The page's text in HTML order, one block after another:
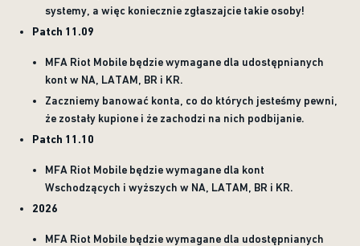
systemy, a więc koniecznie zgłaszajcie takie osoby!
Patch 11.09
MFA Riot Mobile będzie wymagane dla udostępnianych
kont w NA, LATAM, BR i KR.
Zaczniemy banować konta, co do których jesteśmy pewni,
że zostały kupione i że zachodzi na nich podbijanie.
Patch 11.10
MFA Riot Mobile będzie wymagane dla kont
Wschodzących i wyższych w NA, LATAM, BR i KR.
2026
MFA Riot Mobile będzie wymagane dla udostępnianych